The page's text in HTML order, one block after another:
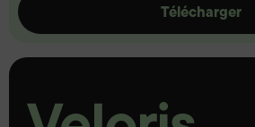
Télécharger